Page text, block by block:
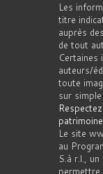
Les
titre
auprès
de tout
auteurs/
toute
sur
patrimoine
Le site
au
S.à r.l.,
permettre